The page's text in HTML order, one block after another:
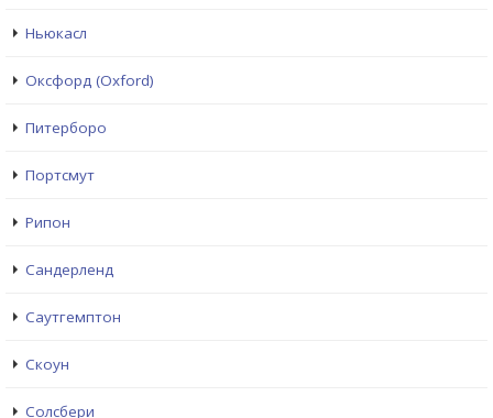
Ньюкасл
Оксфорд (Oxford)
Питерборо
Портсмут
Рипон
Сандерленд
Саутгемптон
Скоун
Солсбери